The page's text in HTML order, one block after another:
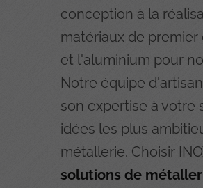
conception à la
matériaux de
et l'aluminium pour
Notre équipe
son expertise à votre
idées les plus
métallerie. Choisir
solutions de